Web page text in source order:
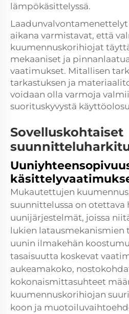
lämpökäsittelyssä.
aikana varmistavat, että
kuumennuskorihiojat
mekaaniset ja
vaatimukset. Mitallisen
tarkastuksen ja
voidaan olla varmoja
suorituskyvystä
Sovelluskohtaiset
Mukautettujen
suunnittelussa on otettava
uunijärjestelmät, joissa
lukien
uunin ilmakehän
tasaisuutta koskevat
aukeamakoko,
kokonaismittasuhteet
kuumennuskorihiojan
koon ja